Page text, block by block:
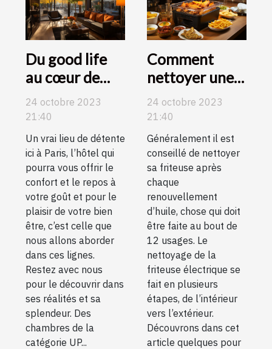
Du good life
au cœur de
Paris ! Voici
l’hôtel idéal
pour votre
détente.
24 octobre 2023
21:40
Un vrai lieu de détente
ici à Paris, l’hôtel qui
pourra vous offrir le
confort et le repos à
votre goût et pour le
plaisir de votre bien
être, c’est celle que
nous allons aborder
dans ces lignes.
Restez avec nous
pour le découvrir dans
ses réalités et sa
splendeur. Des
chambres de la
catégorie UP...
Comment
nettoyer une
friteuse
électrique ?
24 octobre 2023
21:40
Généralement il est
conseillé de nettoyer
sa friteuse après
chaque
renouvellement
d’huile, chose qui doit
être faite au bout de
12 usages. Le
nettoyage de la
friteuse électrique se
fait en plusieurs
étapes, de l’intérieur
vers l’extérieur.
Découvrons dans cet
article quelques pour